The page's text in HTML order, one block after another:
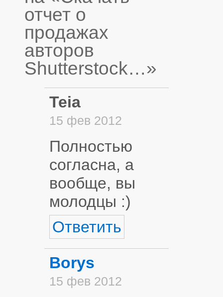
отчет о
продажах
авторов
Shutterstock…»
Teia
15 фев 2012
Полностью
согласна, а
вообще, вы
молодцы :)
Ответить
Borys
15 фев 2012